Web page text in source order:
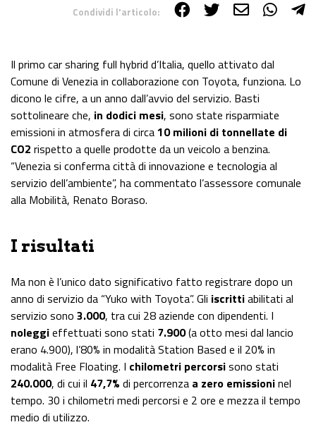
Condividi l'articolo:
Il primo car sharing full hybrid d’Italia, quello attivato dal
Comune di Venezia in collaborazione con Toyota, funziona. Lo
dicono le cifre, a un anno dall’avvio del servizio. Basti
sottolineare che, in dodici mesi, sono state risparmiate
emissioni in atmosfera di circa10 milioni di tonnellate di
CO2 rispetto a quelle prodotte da un veicolo a benzina.
“Venezia si conferma città di innovazione e tecnologia al
servizio dell’ambiente”, ha commentato l’assessore comunale
alla Mobilità, Renato Boraso.
I risultati
Ma non è l’unico dato significativo fatto registrare dopo un
anno di servizio da “Yuko with Toyota”. Gli iscrittiabilitati al
servizio sono 3.000, tra cui 28 aziende con dipendenti. I
noleggieffettuati sono stati 7.900(a otto mesi dal lancio
erano 4.900), l’80% in modalità Station Based e il 20% in
modalità Free Floating. I chilometri percorsisono stati
240.000, di cui il 47,7% di percorrenza a zero emissioninel
tempo. 30 i chilometri medi percorsi e 2 ore e mezza il tempo
medio di utilizzo.